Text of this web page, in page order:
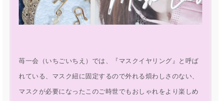
苺一会（いちごいちえ）では、『マスクイヤリング』と呼ば
れている、マスク紐に固定するので外れる煩わしさのない、
マスクが必要になったこのご時世でもおしゃれをより楽しめ